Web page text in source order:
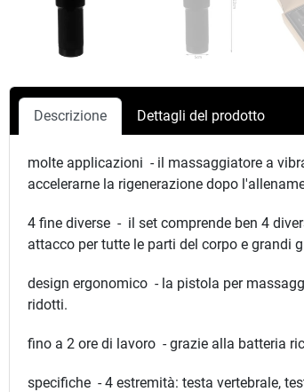
Descrizione Dettagli del prodotto
molte applicazioni - il massaggiatore a
accelerarne la rigenerazione dopo
4 fine diverse - il set comprende ben 4
attacco per tutte le parti del corpo e grandi
design ergonomico - la pistola per
ridotti.
fino a 2 ore di lavoro - grazie alla batteria
specifiche - 4 estremità: testa vertebrale,